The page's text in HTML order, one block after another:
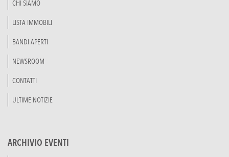
CHI SIAMO
LISTA IMMOBILI
BANDI APERTI
NEWSROOM
CONTATTI
ULTIME NOTIZIE
ARCHIVIO EVENTI